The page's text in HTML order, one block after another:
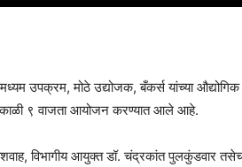
उपक्रम, मोठे उद्योजक, बँकर्स यांच्या
९ वाजता आयोजन करण्यात आले आहे.
विभागीय आयुक्त डॉ. चंद्रकांत पुलकुंडवार तसेच